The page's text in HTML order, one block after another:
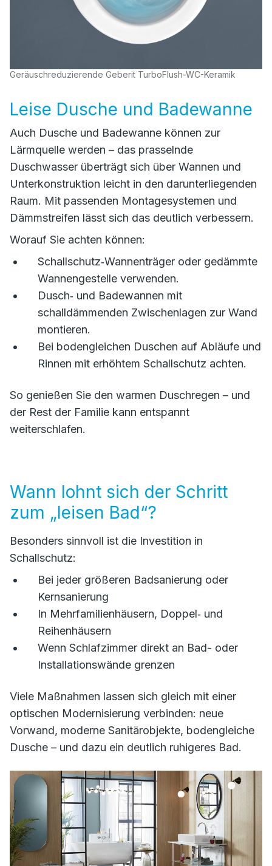
Geräuschreduzierende Geberit TurboFlush-WC-Keramik
Leise Dusche und Badewanne
Auch Dusche und Badewanne können zur
Lärmquelle werden – das prasselnde
Duschwasser überträgt sich über Wannen und
Unterkonstruktion leicht in den darunterliegenden
Raum. Mit passenden Montagesystemen und
Dämmstreifen lässt sich das deutlich verbessern.
Worauf Sie achten können:
Schallschutz‑Wannenträger oder gedämmte
Wannengestelle verwenden.
Dusch‑ und Badewannen mit
schalldämmenden Zwischenlagen zur Wand
montieren.
Bei bodengleichen Duschen auf Abläufe und
Rinnen mit erhöhtem Schallschutz achten.
So genießen Sie den warmen Duschregen – und
der Rest der Familie kann entspannt
weiterschlafen.
Wann lohnt sich der Schritt
zum „leisen Bad“?
Besonders sinnvoll ist die Investition in
Schallschutz:
Bei jeder größeren Badsanierung oder
Kernsanierung
In Mehrfamilienhäusern, Doppel‑ und
Reihenhäusern
Wenn Schlafzimmer direkt an Bad- oder
Installationswände grenzen
Viele Maßnahmen lassen sich gleich mit einer
optischen Modernisierung verbinden: neue
Vorwand, moderne Sanitärobjekte, bodengleiche
Dusche – und dazu ein deutlich ruhigeres Bad.